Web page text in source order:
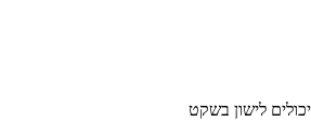
לישון בשקט